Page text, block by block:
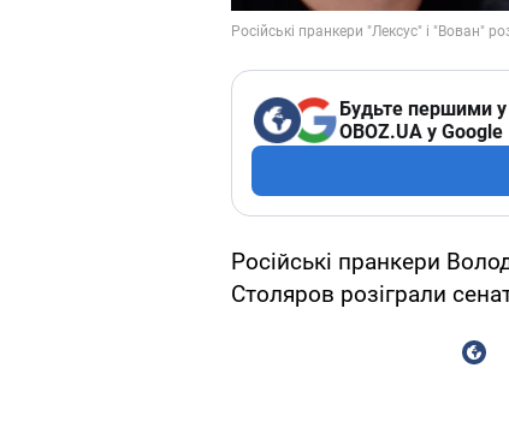
Будьте першими у
OBOZ.UA у Google
Російські пранкери
Столяров розіграли